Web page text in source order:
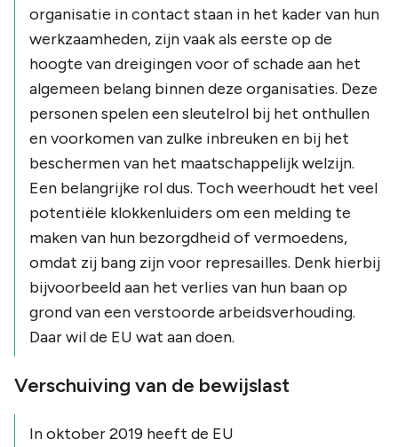
organisatie in contact staan in het kader van hun
werkzaamheden, zijn vaak als eerste op de
hoogte van dreigingen voor of schade aan het
algemeen belang binnen deze organisaties. Deze
personen spelen een sleutelrol bij het onthullen
en voorkomen van zulke inbreuken en bij het
beschermen van het maatschappelijk welzijn.
Een belangrijke rol dus. Toch weerhoudt het veel
potentiële klokkenluiders om een melding te
maken van hun bezorgdheid of vermoedens,
omdat zij bang zijn voor represailles. Denk hierbij
bijvoorbeeld aan het verlies van hun baan op
grond van een verstoorde arbeidsverhouding.
Daar wil de EU wat aan doen.
Verschuiving van de bewijslast
In oktober 2019 heeft de EU